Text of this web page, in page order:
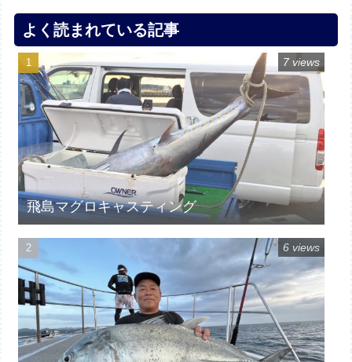
よく読まれている記事
飛島マグロキャスティング
7 views
6 views